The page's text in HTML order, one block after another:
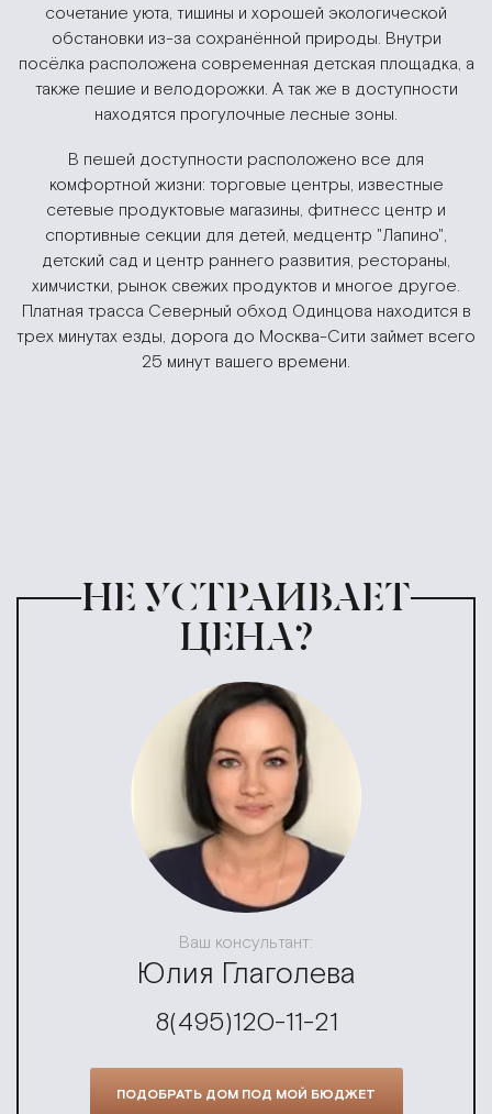
сочетание уюта, тишины и хорошей экологической
обстановки из-за сохранённой природы. Внутри
посёлка расположена современная детская площадка, а
также пешие и велодорожки. А так же в доступности
находятся прогулочные лесные зоны.
В пешей доступности расположено все для
комфортной жизни: торговые центры, известные
сетевые продуктовые магазины, фитнесс центр и
спортивные секции для детей, медцентр "Лапино",
детский сад и центр раннего развития, рестораны,
химчистки, рынок свежих продуктов и многое другое.
Платная трасса Северный обход Одинцова находится в
трех минутах езды, дорога до Москва-Сити займет всего
25 минут вашего времени.
НЕ УСТРАИВАЕТ
ЦЕНА?
Ваш консультант:
Юлия Глаголева
8(495)120-11-21
ПОДОБРАТЬ ДОМ ПОД МОЙ БЮДЖЕТ